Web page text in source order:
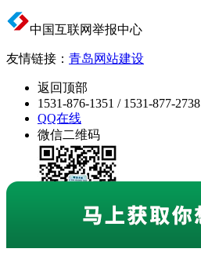
中国互联网举报中心
友情链接： 青岛网站建设
返回顶部
1531-876-1351 / 1531-877-2738
QQ在线
微信二维码